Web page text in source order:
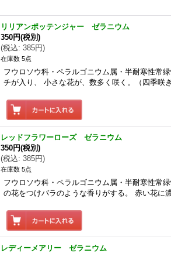
リリアンポッテンジャー ゼラニウム
350円(税別)
(税込: 385円)
在庫数 5点
フウロソウ科・ペラルゴニウム属・半耐寒性常
チが入り、 小さな花が、数多く咲く。（四季咲
レッドフラワーローズ ゼラニウム
350円(税別)
(税込: 385円)
在庫数 5点
フウロソウ科・ペラルゴニウム属・半耐寒性常
の花をつけバラのような香りがする。 赤い花
レディーメアリー ゼラニウム